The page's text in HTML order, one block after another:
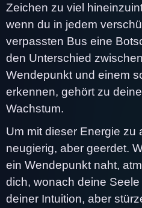
Zeichen zu viel
wenn du in jedem
verpassten Bus eine
den Unterschied
Wendepunkt und einem
erkennen, gehört zu
Wachstum.
Um mit dieser Energie zu
neugierig, aber geerdet.
ein Wendepunkt naht,
dich, wonach deine
deiner Intuition, aber